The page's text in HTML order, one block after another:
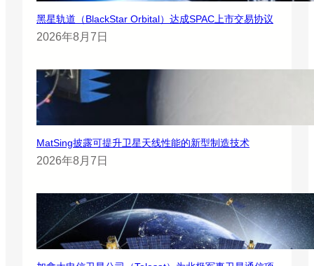
黑星轨道（BlackStar Orbital）达成SPAC上市交易协议
2026年8月7日
MatSing披露可提升卫星天线性能的新型制造技术
2026年8月7日